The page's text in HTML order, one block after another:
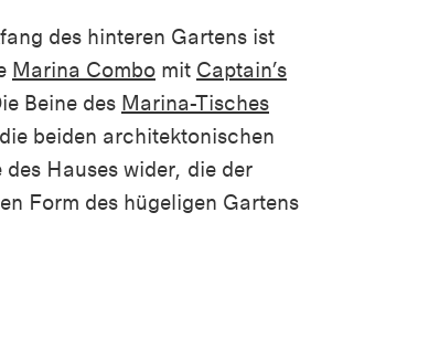
des hinteren Gartens ist
Marina Combo mit Captain’s
Beine des Marina-Tisches
beiden architektonischen
des Hauses wider, die der
Form des hügeligen Gartens